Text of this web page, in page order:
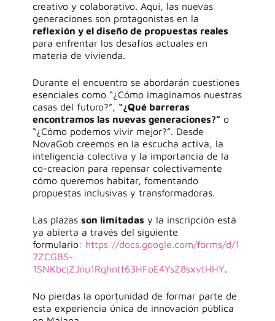
creativo y colaborativo. Aquí, las nuevas
generaciones son protagonistas en la
reflexión y el diseño de propuestas reales
para enfrentar los desafíos actuales en
materia de vivienda.
Durante el encuentro se abordarán cuestiones
esenciales como “¿Cómo imaginamos nuestras
casas del futuro?”, “¿Qué barreras
encontramos las nuevas generaciones?”o
“¿Cómo podemos vivir mejor?”. Desde
NovaGob creemos en la escucha activa, la
inteligencia colectiva y la importancia de la
co-creación para repensar colectivamente
cómo queremos habitar, fomentando
propuestas inclusivas y transformadoras.
Las plazas son limitadas y la inscripción está
ya abierta a través del siguiente
formulario: https://docs.google.com/forms/d/1
7ZCGBS-
1SNKbcjZJnu1Rqhntt63HFoE4YsZ8sxvtHHY.
No pierdas la oportunidad de formar parte de
esta experiencia única de innovación pública